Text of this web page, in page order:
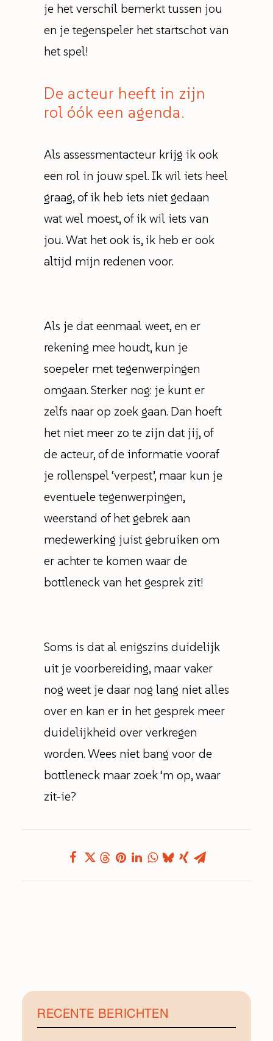
je het verschil bemerkt tussen jou
en je tegenspeler het startschot van
het spel!
De acteur heeft in zijn
rol óók een agenda.
Als assessmentacteur krijg ik ook
een rol in jouw spel. Ik wil iets heel
graag, of ik heb iets niet gedaan
wat wel moest, of ik wil iets van
jou. Wat het ook is, ik heb er ook
altijd mijn redenen voor.
Als je dat eenmaal weet, en er
rekening mee houdt, kun je
soepeler met tegenwerpingen
omgaan. Sterker nog: je kunt er
zelfs naar op zoek gaan. Dan hoeft
het niet meer zo te zijn dat jij, of
de acteur, of de informatie vooraf
je rollenspel ‘verpest’, maar kun je
eventuele tegenwerpingen,
weerstand of het gebrek aan
medewerking juist gebruiken om
er achter te komen waar de
bottleneck van het gesprek zit!
Soms is dat al enigszins duidelijk
uit je voorbereiding, maar vaker
nog weet je daar nog lang niet alles
over en kan er in het gesprek meer
duidelijkheid over verkregen
worden. Wees niet bang voor de
bottleneck maar zoek ‘m op, waar
zit-ie?
RECENTE BERICHTEN